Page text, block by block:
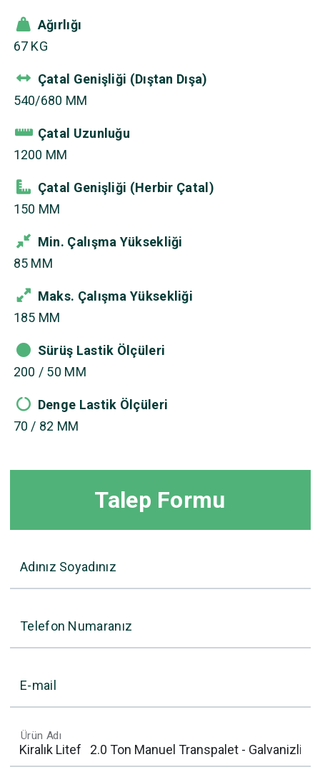
Ağırlığı
67 KG
Çatal Genişliği (Dıştan Dışa)
540/680 MM
Çatal Uzunluğu
1200 MM
Çatal Genişliği (Herbir Çatal)
150 MM
Min. Çalışma Yüksekliği
85 MM
Maks. Çalışma Yüksekliği
185 MM
Sürüş Lastik Ölçüleri
200 / 50 MM
Denge Lastik Ölçüleri
70 / 82 MM
Talep Formu
Adınız Soyadınız
Telefon Numaranız
E-mail
Ürün Adı